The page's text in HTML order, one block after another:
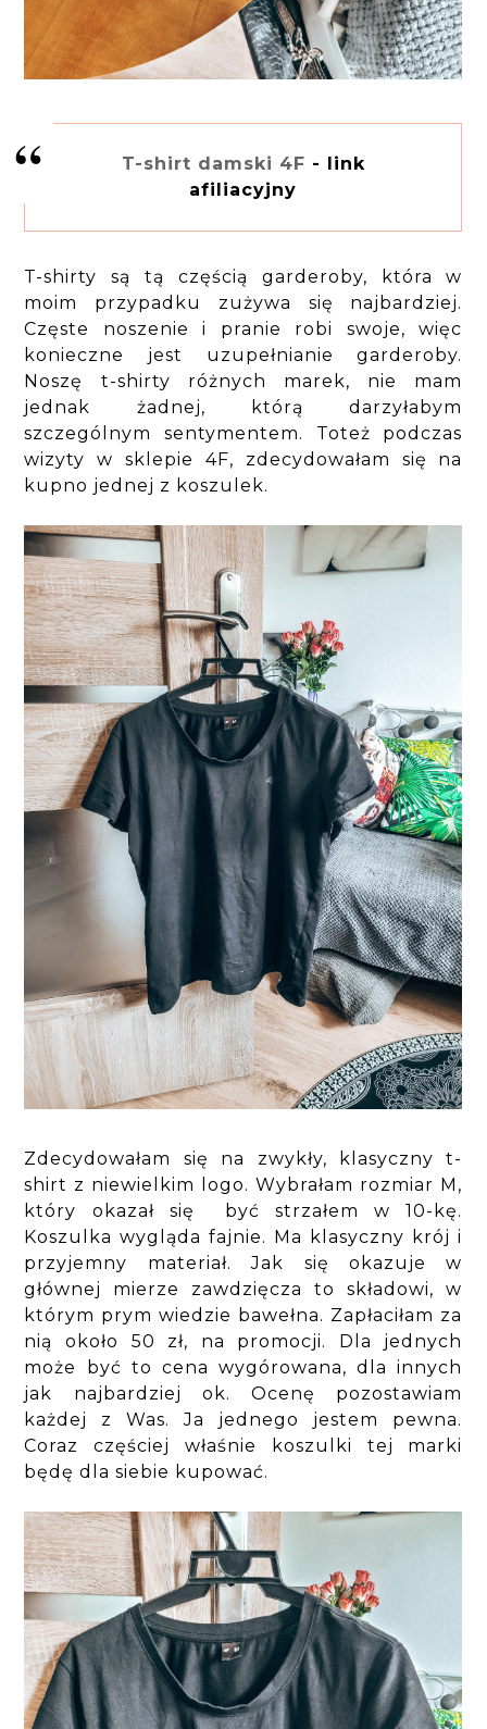
T-shirt damski 4F - link
afiliacyjny
T-shirty są tą częścią garderoby, która w
moim przypadku zużywa się najbardziej.
Częste noszenie i pranie robi swoje, więc
konieczne jest uzupełnianie garderoby.
Noszę t-shirty różnych marek, nie mam
jednak żadnej, którą darzyłabym
szczególnym sentymentem. Toteż podczas
wizyty w sklepie 4F, zdecydowałam się na
kupno jednej z koszulek.
Zdecydowałam się na zwykły, klasyczny t-
shirt z niewielkim logo. Wybrałam rozmiar M,
który okazał się być strzałem w 10-kę.
Koszulka wygląda fajnie. Ma klasyczny krój i
przyjemny materiał. Jak się okazuje w
głównej mierze zawdzięcza to składowi, w
którym prym wiedzie bawełna. Zapłaciłam za
nią około 50 zł, na promocji. Dla jednych
może być to cena wygórowana, dla innych
jak najbardziej ok. Ocenę pozostawiam
każdej z Was. Ja jednego jestem pewna.
Coraz częściej właśnie koszulki tej marki
będę dla siebie kupować.